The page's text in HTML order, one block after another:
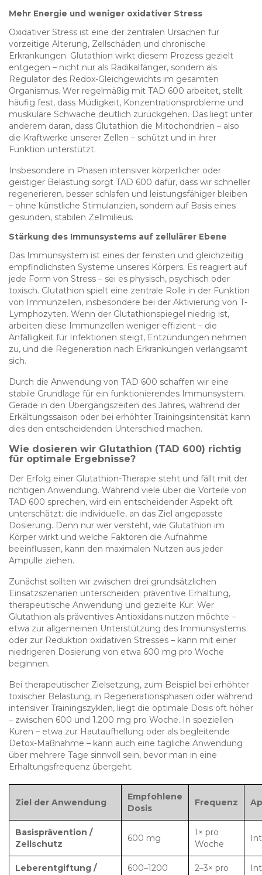
Mehr Energie und weniger oxidativer Stress
Oxidativer Stress ist eine der zentralen Ursachen für
vorzeitige Alterung, Zellschäden und chronische
Erkrankungen. Glutathion wirkt diesem Prozess gezielt
entgegen – nicht nur als Radikalfänger, sondern als
Regulator des Redox-Gleichgewichts im gesamten
Organismus. Wer regelmäßig mit TAD 600 arbeitet, stellt
häufig fest, dass Müdigkeit, Konzentrationsprobleme und
muskuläre Schwäche deutlich zurückgehen. Das liegt unter
anderem daran, dass Glutathion die Mitochondrien – also
die Kraftwerke unserer Zellen – schützt und in ihrer
Funktion unterstützt.
Insbesondere in Phasen intensiver körperlicher oder
geistiger Belastung sorgt TAD 600 dafür, dass wir schneller
regenerieren, besser schlafen und leistungsfähiger bleiben
– ohne künstliche Stimulanzien, sondern auf Basis eines
gesunden, stabilen Zellmilieus.
Stärkung des Immunsystems auf zellulärer Ebene
Das Immunsystem ist eines der feinsten und gleichzeitig
empfindlichsten Systeme unseres Körpers. Es reagiert auf
jede Form von Stress – sei es physisch, psychisch oder
toxisch. Glutathion spielt eine zentrale Rolle in der Funktion
von Immunzellen, insbesondere bei der Aktivierung von T-
Lymphozyten. Wenn der Glutathionspiegel niedrig ist,
arbeiten diese Immunzellen weniger effizient – die
Anfälligkeit für Infektionen steigt, Entzündungen nehmen
zu, und die Regeneration nach Erkrankungen verlangsamt
sich.
Durch die Anwendung von TAD 600 schaffen wir eine
stabile Grundlage für ein funktionierendes Immunsystem.
Gerade in den Übergangszeiten des Jahres, während der
Erkältungssaison oder bei erhöhter Trainingsintensität kann
dies den entscheidenden Unterschied machen.
Wie dosieren wir Glutathion (TAD 600) richtig
für optimale Ergebnisse?
Der Erfolg einer Glutathion-Therapie steht und fällt mit der
richtigen Anwendung. Während viele über die Vorteile von
TAD 600 sprechen, wird ein entscheidender Aspekt oft
unterschätzt: die individuelle, an das Ziel angepasste
Dosierung. Denn nur wer versteht, wie Glutathion im
Körper wirkt und welche Faktoren die Aufnahme
beeinflussen, kann den maximalen Nutzen aus jeder
Ampulle ziehen.
Zunächst sollten wir zwischen drei grundsätzlichen
Einsatzszenarien unterscheiden: präventive Erhaltung,
therapeutische Anwendung und gezielte Kur. Wer
Glutathion als präventives Antioxidans nutzen möchte –
etwa zur allgemeinen Unterstützung des Immunsystems
oder zur Reduktion oxidativen Stresses – kann mit einer
niedrigeren Dosierung von etwa 600 mg pro Woche
beginnen.
Bei therapeutischer Zielsetzung, zum Beispiel bei erhöhter
toxischer Belastung, in Regenerationsphasen oder während
intensiver Trainingszyklen, liegt die optimale Dosis oft höher
– zwischen 600 und 1.200 mg pro Woche. In speziellen
Kuren – etwa zur Hautaufhellung oder als begleitende
Detox-Maßnahme – kann auch eine tägliche Anwendung
über mehrere Tage sinnvoll sein, bevor man in eine
Erhaltungsfrequenz übergeht.
Ziel der Anwendung
Empfohlene
Dosis
Frequenz
Basisprävention /
Zellschutz
600 mg
1× pro
Woche
Leberentgiftung /
600–1200
2–3× pro